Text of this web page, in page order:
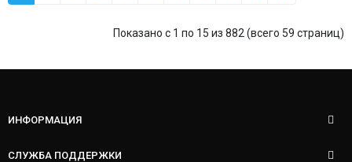
Показано с 1 по 15 из 882 (всего 59 страниц)
ИНФОРМАЦИЯ
СЛУЖБА ПОДДЕРЖКИ